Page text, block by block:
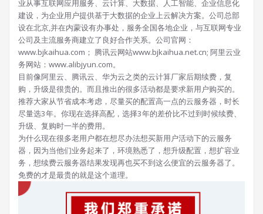
业从事互联网应用服务、云计算、大数据、人工智能、企业信息化
建设，为企业用户提供基于大数据的企业上云解决方案。公司总部
设在北京,并在内蒙设有办事处，服务全国各地企业，与互联网专业
公司及主流服务商建立了良好合作关系。公司官网：
www.bjkaihua.com； 腾讯云网站www.bjkaihua.net.cn; 阿里云业
务网站：www.alibjyun.com。
目前像阿里云、腾讯云、华为云之类的云计算厂家后期续费，复
购，升级是很贵的。而且推出的很多活动都是要求新用户购买的。
推荐大家从节省成本考虑，尽量买的配置高一点的云服务器，时长
尽量选3年。你现在选择高配，选择3年的差价比不过到时候续费、
升级、复购时一半的费用。
为什么现在很多老用户都在想尽办法想买新用户活动下的云服务
器，因为当他们业务起来了，环境熟悉了，想升级配置，想扩容业
务，想续费云服务器结果发现再也买不到这么便宜的云服务器了。
免费的才是最贵的就是这个道理。